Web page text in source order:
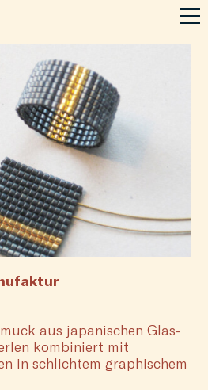
aus japanischen Glas-
kombiniert mit
in schlichtem graphischem